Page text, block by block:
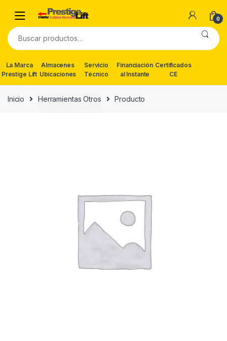
navigation
content
0
Buscar
por:
La Marca
Prestige Lift
Almacenes
Ubicaciones
Servicio
Técnico
Financiación
al Instante
Certificados
CE
Inicio Herramientas Otros Producto